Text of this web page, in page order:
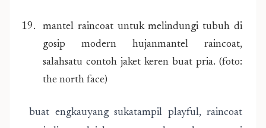
mantel raincoat untuk melindungi tubuh di
gosip modern hujanmantel raincoat,
salahsatu contoh jaket keren buat pria. (foto:
the north face)
buat engkauyang sukatampil playful, raincoat